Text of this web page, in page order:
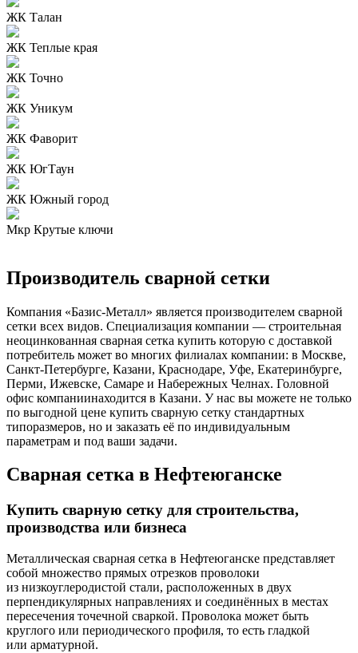
ЖК Талан
ЖК Теплые края
ЖК Точно
ЖК Уникум
ЖК Фаворит
ЖК ЮгТаун
ЖК Южный город
Мкр Крутые ключи
Производитель сварной сетки
Компания «Базис-Металл» является производителем сварной
сетки всех видов. Специализация компании — строительная
неоцинкованная сварная сетка купить которую с доставкой
потребитель может во многих филиалах компании: в Москве,
Санкт-Петербурге, Казани, Краснодаре, Уфе, Екатеринбурге,
Перми, Ижевске, Самаре и Набережных Челнах. Головной
офис компаниинаходится в Казани. У нас вы можете не только
по выгодной цене купить сварную сетку стандартных
типоразмеров, но и заказать её по индивидуальным
параметрам и под ваши задачи.
Сварная сетка в Нефтеюганске
Купить сварную сетку для строительства,
производства или бизнеса
Металлическая сварная сетка в Нефтеюганске представляет
собой множество прямых отрезков проволоки
из низкоуглеродистой стали, расположенных в двух
перпендикулярных направлениях и соединённых в местах
пересечения точечной сваркой. Проволока может быть
круглого или периодического профиля, то есть гладкой
или арматурной.